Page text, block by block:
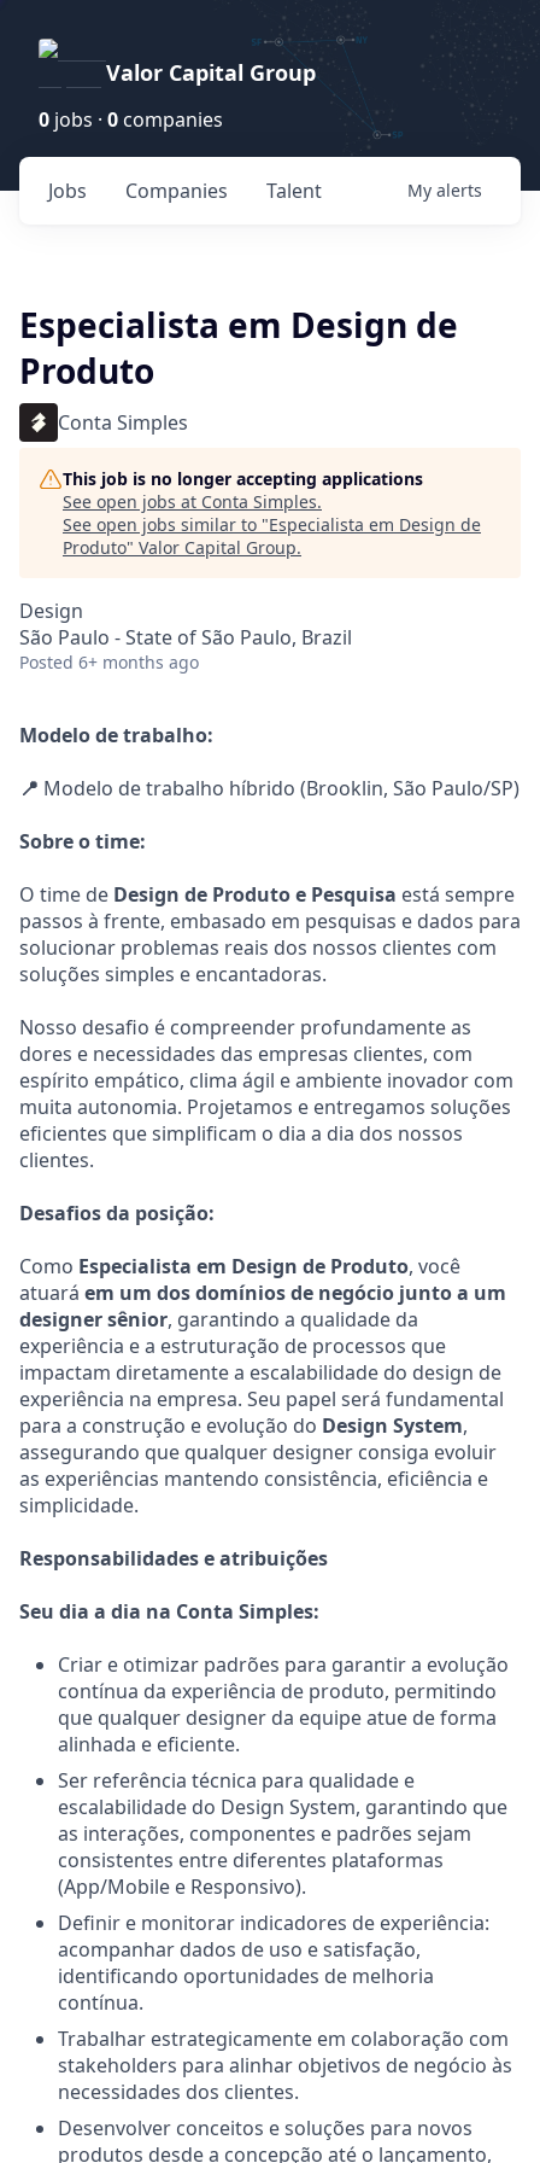
Valor Capital Group
0 jobs · 0 companies
Jobs Companies Talent My alerts
Especialista em Design de
Produto
Conta Simples
This job is no longer accepting applications
See open jobs at Conta Simples.
See open jobs similar to "Especialista em Design de
Produto" Valor Capital Group.
Design
São Paulo - State of São Paulo, Brazil
Posted 6+ months ago
Modelo de trabalho:
📍 Modelo de trabalho híbrido (Brooklin, São Paulo/SP)
Sobre o time:
O time de Design de Produto e Pesquisa está sempre
passos à frente, embasado em pesquisas e dados para
solucionar problemas reais dos nossos clientes com
soluções simples e encantadoras.
Nosso desafio é compreender profundamente as
dores e necessidades das empresas clientes, com
espírito empático, clima ágil e ambiente inovador com
muita autonomia. Projetamos e entregamos soluções
eficientes que simplificam o dia a dia dos nossos
clientes.
Desafios da posição:
Como Especialista em Design de Produto, você
atuará em um dos domínios de negócio junto a um
designer sênior, garantindo a qualidade da
experiência e a estruturação de processos que
impactam diretamente a escalabilidade do design de
experiência na empresa. Seu papel será fundamental
para a construção e evolução do Design System,
assegurando que qualquer designer consiga evoluir
as experiências mantendo consistência, eficiência e
simplicidade.
Responsabilidades e atribuições
Seu dia a dia na Conta Simples:
Criar e otimizar padrões para garantir a evolução
contínua da experiência de produto, permitindo
que qualquer designer da equipe atue de forma
alinhada e eficiente.
Ser referência técnica para qualidade e
escalabilidade do Design System, garantindo que
as interações, componentes e padrões sejam
consistentes entre diferentes plataformas
(App/Mobile e Responsivo).
Definir e monitorar indicadores de experiência:
acompanhar dados de uso e satisfação,
identificando oportunidades de melhoria
contínua.
Trabalhar estrategicamente em colaboração com
stakeholders para alinhar objetivos de negócio às
necessidades dos clientes.
Desenvolver conceitos e soluções para novos
produtos desde a concepção até o lançamento,